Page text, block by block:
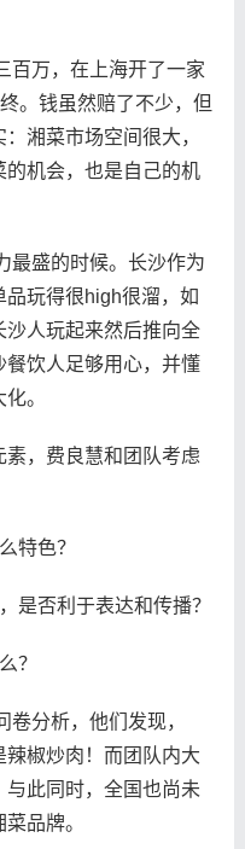
百万，在上海开了一家
。钱虽然赔了不少，但
湘菜市场空间很大，
的机会，也是自己的机
最盛的时候。长沙作为
玩得很high很溜，如
人玩起来然后推向全
餐饮人足够用心，并懂
。
，费良慧和团队考虑
特色？
是否利于表达和传播？
？
分析，他们发现，
椒炒肉！而团队内大
此同时，全国也尚未
品牌。